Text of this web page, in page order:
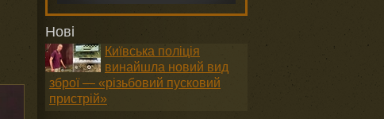
Нові
Київська поліція
винайшла новий вид
зброї — «різьбовий пусковий
пристрій»